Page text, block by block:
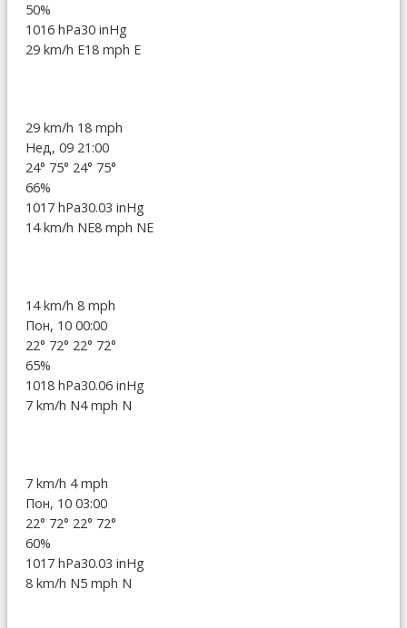
50%
1016 hPa30 inHg
29 km/h E18 mph E
29 km/h 18 mph
Нед, 09 21:00
24° 75° 24° 75°
66%
1017 hPa30.03 inHg
14 km/h NE8 mph NE
14 km/h 8 mph
Пон, 10 00:00
22° 72° 22° 72°
65%
1018 hPa30.06 inHg
7 km/h N4 mph N
7 km/h 4 mph
Пон, 10 03:00
22° 72° 22° 72°
60%
1017 hPa30.03 inHg
8 km/h N5 mph N